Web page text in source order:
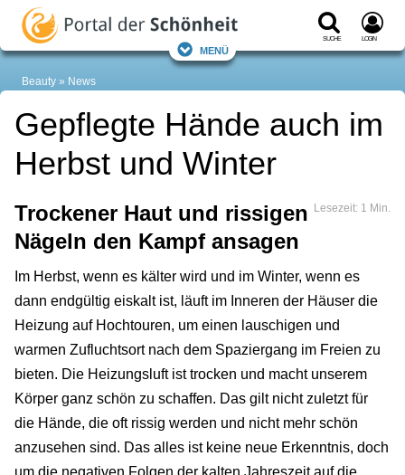
Suche Login
Menü
Beauty News
Gepflegte Hände auch im
Herbst und Winter
Lesezeit: 1 Min.
Trockener Haut und rissigen
Nägeln den Kampf ansagen
Im Herbst, wenn es kälter wird und im Winter, wenn es
dann endgültig eiskalt ist, läuft im Inneren der Häuser die
Heizung auf Hochtouren, um einen lauschigen und
warmen Zufluchtsort nach dem Spaziergang im Freien zu
bieten. Die Heizungsluft ist trocken und macht unserem
Körper ganz schön zu schaffen. Das gilt nicht zuletzt für
die Hände, die oft rissig werden und nicht mehr schön
anzusehen sind. Das alles ist keine neue Erkenntnis, doch